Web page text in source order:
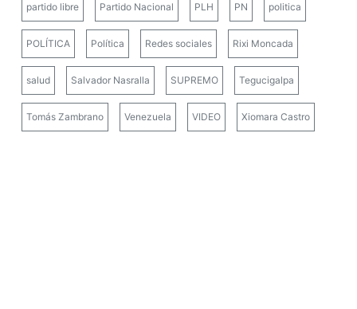
partido libre Partido Nacional PLH PN politica
POLÍTICA Política Redes sociales Rixi Moncada
salud Salvador Nasralla SUPREMO Tegucigalpa
Tomás Zambrano Venezuela VIDEO Xiomara Castro